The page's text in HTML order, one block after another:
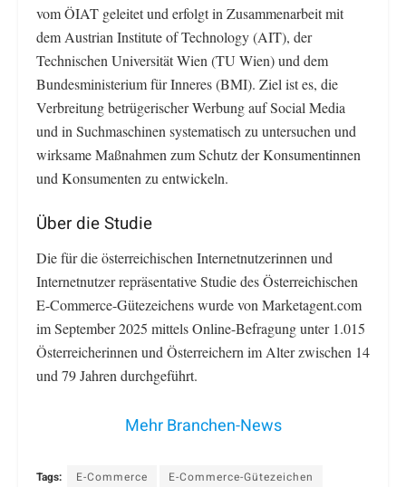
vom ÖIAT geleitet und erfolgt in Zusammenarbeit mit
dem Austrian Institute of Technology (AIT), der
Technischen Universität Wien (TU Wien) und dem
Bundesministerium für Inneres (BMI). Ziel ist es, die
Verbreitung betrügerischer Werbung auf Social Media
und in Suchmaschinen systematisch zu untersuchen und
wirksame Maßnahmen zum Schutz der Konsumentinnen
und Konsumenten zu entwickeln.
Über die Studie
Die für die österreichischen Internetnutzerinnen und
Internetnutzer repräsentative Studie des Österreichischen
E-Commerce-Gütezeichens wurde von Marketagent.com
im September 2025 mittels Online-Befragung unter 1.015
Österreicherinnen und Österreichern im Alter zwischen 14
und 79 Jahren durchgeführt.
Mehr Branchen-News
Tags: E-Commerce
E-Commerce-Gütezeichen